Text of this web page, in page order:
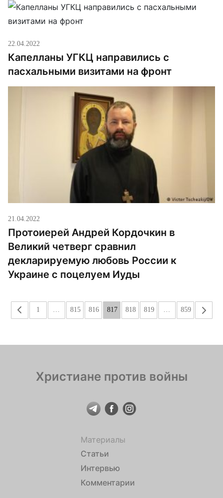
22.04.2022
Капелланы УГКЦ направились с
пасхальными визитами на фронт
21.04.2022
Протоиерей Андрей Кордочкин в
Великий четверг сравнил
декларируемую любовь России к
Украине с поцелуем Иуды
« 1 815 816 817 818 819 859 »
Христиане против войны
Материалы
Статьи
Интервью
Комментарии